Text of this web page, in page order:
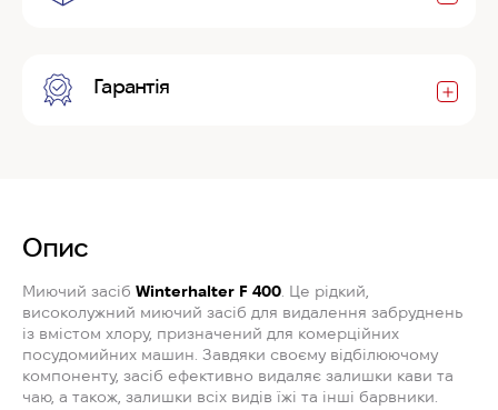
Гарантія
Опис
Миючий засіб Winterhalter F 400 . Це рідкий,
високолужний миючий засіб для видалення забруднень
із вмістом хлору, призначений для комерційних
посудомийних машин. Завдяки своєму відбілюючому
компоненту, засіб ефективно видаляє залишки кави та
чаю, а також, залишки всіх видів їжі та інші барвники.